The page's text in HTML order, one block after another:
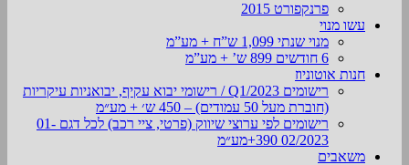
פרנקפורט 2015
עשו מנוי
מנוי שנתי 1,099 ש”ח + מע”מ
6 חודשים 899 ש’ + מע”מ
חנות אוטוניוז
רישומים Q1/2023 / רישומי יבוא עקיף, יבואניות עיקריות
(חוברת מעל 50 עמודים) – 450 ש׳ + מע״מ
רישומים לפי ערוצי שיווק (פרטי, ציי רכב) לכל דגם 01-
02/2023 390+מע״מ
משאבים